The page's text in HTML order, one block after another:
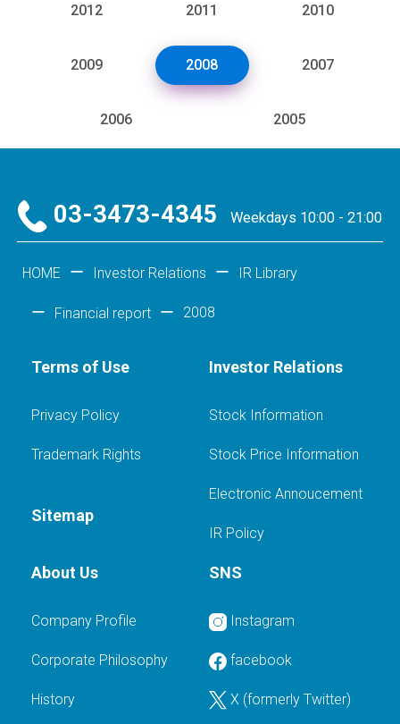
2012 2011 2010
2009 2008 2007
2006 2005
03-3473-4345Weekdays 10:00 - 21:00
HOME Investor Relations IR Library
Financial report 2008
Terms of Use
Privacy Policy
Trademark Rights
Sitemap
Investor Relations
Stock Information
Stock Price Information
Electronic Annoucement
IR Policy
About Us
Company Profile
Corporate Philosophy
History
SNS
Instagram
facebook
X (formerly Twitter)